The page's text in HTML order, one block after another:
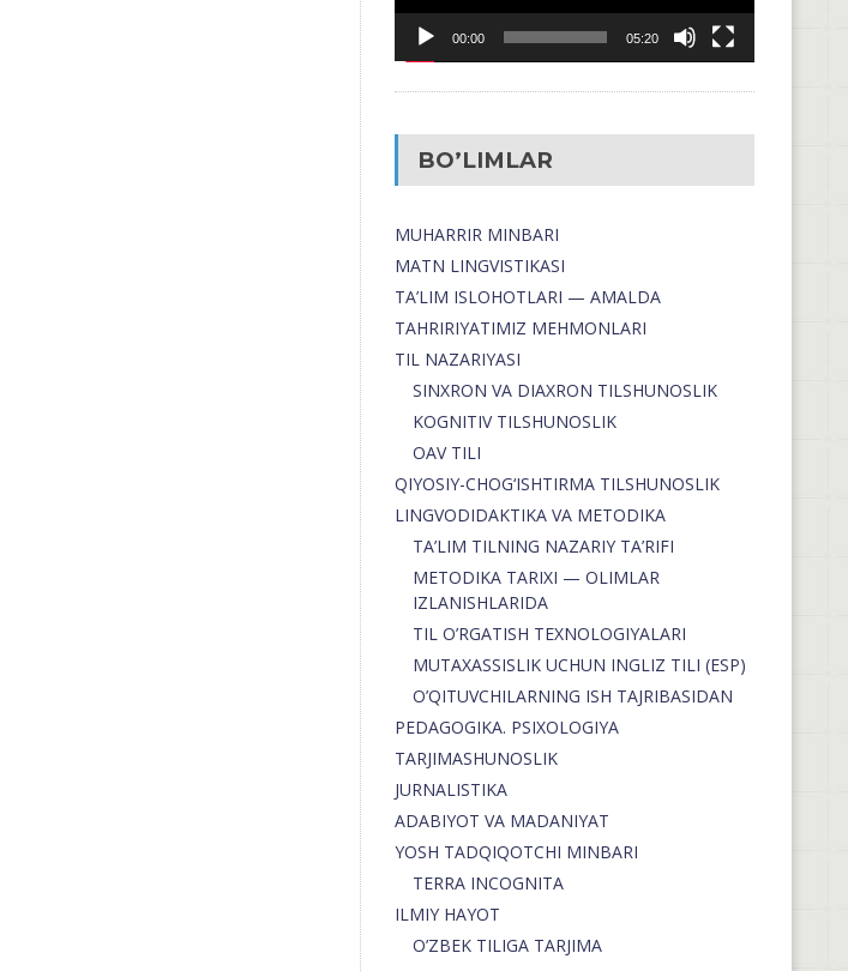
00:00 05:20
BO’LIMLAR
MUHARRIR MINBARI
MATN LINGVISTIKASI
TA’LIM ISLOHOTLARI — AMALDA
TAHRIRIYATIMIZ MEHMONLARI
TIL NAZARIYASI
SINXRON VA DIAXRON TILSHUNOSLIK
KOGNITIV TILSHUNOSLIK
OAV TILI
QIYOSIY-CHOG‘ISHTIRMA TILSHUNOSLIK
LINGVODIDAKTIKA VA METODIKA
TA’LIM TILNING NAZARIY TA’RIFI
METODIKA TARIXI — OLIMLAR
IZLANISHLARIDA
TIL O’RGATISH TEXNOLOGIYALARI
MUTAXASSISLIK UCHUN INGLIZ TILI (ESP)
O’QITUVCHILARNING ISH TAJRIBASIDAN
PEDAGOGIKA. PSIXOLOGIYA
TARJIMASHUNOSLIK
JURNALISTIKA
ADABIYOT VA MADANIYAT
YOSH TADQIQOTCHI MINBARI
TERRA INCOGNITA
ILMIY HAYOT
O’ZBEK TILIGA TARJIMA